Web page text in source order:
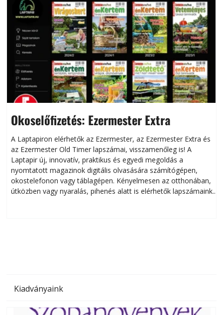
Okoselőfizetés: Ezermester Extra
A Laptapiron elérhetők az Ezermester, az Ezermester Extra és
az Ezermester Old Timer lapszámai, visszamenőleg is! A
Laptapir új, innovatív, praktikus és egyedi megoldás a
nyomtatott magazinok digitális olvasására számítógépen,
okostelefonon vagy táblagépen. Kényelmesen az otthonában,
útközben vagy nyaralás, pihenés alatt is elérhetők lapszámaink.
Kiadványaink